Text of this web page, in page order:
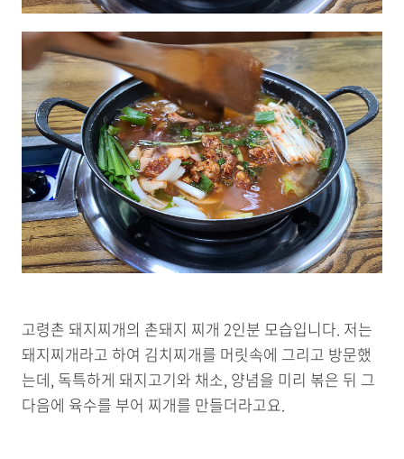
고령촌 돼지찌개의 촌돼지 찌개 2인분 모습입니다. 저는
돼지찌개라고 하여 김치찌개를 머릿속에 그리고 방문했
는데, 독특하게 돼지고기와 채소, 양념을 미리 볶은 뒤 그
다음에 육수를 부어 찌개를 만들더라고요.